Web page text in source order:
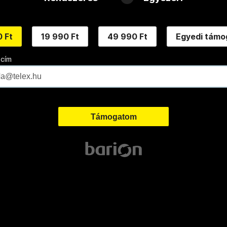
Ft 19 990 Ft 49 990 Ft Egyedi